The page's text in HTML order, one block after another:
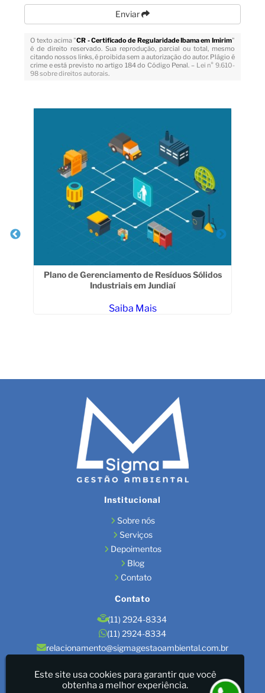
Enviar
O texto acima "CR - Certificado de Regularidade Ibama em Imirim"
é de direito reservado. Sua reprodução, parcial ou total, mesmo
citando nossos links, é proibida sem a autorização do autor. Plágio é
crime e está previsto no artigo 184 do Código Penal. – Lei n° 9.610-
98 sobre direitos autorais.
Plano de Gerenciamento de Resíduos Sólidos
Industriais em Jundiaí
Saiba Mais
Institucional
Sobre nós
Serviços
Depoimentos
Blog
Contato
Contato
(11) 2924-8334
(11) 2924-8334
relacionamento@sigmagestaoambiental.com.br
Localização
São Paulo / SP
Este site usa cookies para garantir que você
obtenha a melhor experiência.